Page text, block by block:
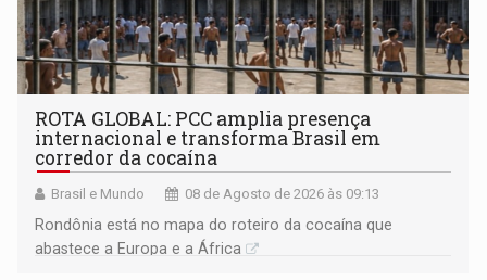
ROTA GLOBAL: PCC amplia presença
internacional e transforma Brasil em
corredor da cocaína
Brasil e Mundo 08 de Agosto de 2026 às 09:13
Rondônia está no mapa do roteiro da cocaína que
abastece a Europa e a África